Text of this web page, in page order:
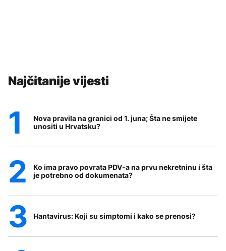
Najčitanije vijesti
Nova pravila na granici od 1. juna; Šta ne smijete
unositi u Hrvatsku?
Ko ima pravo povrata PDV-a na prvu nekretninu i šta
je potrebno od dokumenata?
Hantavirus: Koji su simptomi i kako se prenosi?